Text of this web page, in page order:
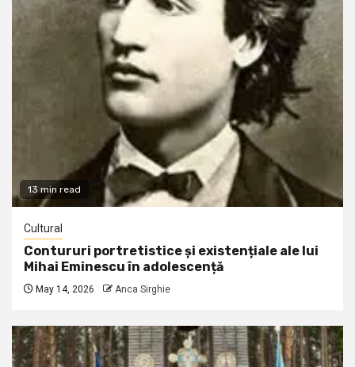
13 min read
Cultural
Contururi portretistice și existențiale ale lui
Mihai Eminescu în adolescență
May 14, 2026 Anca Sirghie